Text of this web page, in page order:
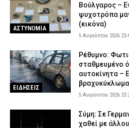
ΑΣΤΥΝΟΜΙΑ
Βούλγαρος –
ψυχοτρόπα
(εικόνα)
5 Αυγούστου 2026
ΕΙΔΗΣΕΙΣ
Ρέθυμνο:
σταθμευμένο
αυτοκίνητα –
βραχυκύκλωμα
5 Αυγούστου 2026
Σύμη: Σε
χαθεί με